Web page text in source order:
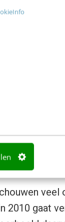
zijn
en je
die rijdt
telefoon
in jouw
tussen
2010 gaat